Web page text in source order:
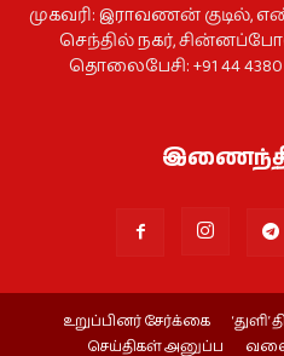
முகவரி: இராவணன் குடில்,
செந்தில் நகர்,
தொலைபேசி: +91 44 4380
உறுப்பினர் சேர்க்கை ‘துளி’
செய்திகள் அனுப்ப